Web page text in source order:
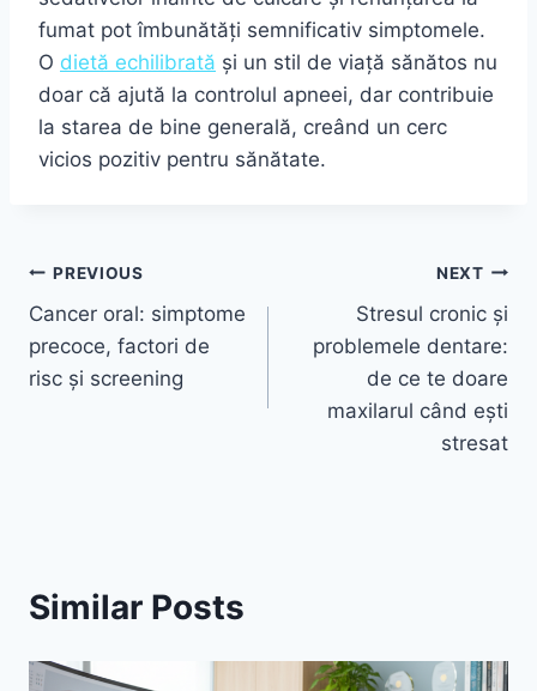
fumat pot îmbunătăți semnificativ simptomele.
O dietă echilibrată și un stil de viață sănătos nu
doar că ajută la controlul apneei, dar contribuie
la starea de bine generală, creând un cerc
vicios pozitiv pentru sănătate.
Navigare
în
articole
PREVIOUS
Cancer oral: simptome
precoce, factori de
risc și screening
NEXT
Stresul cronic și
problemele dentare:
de ce te doare
maxilarul când ești
stresat
Similar Posts